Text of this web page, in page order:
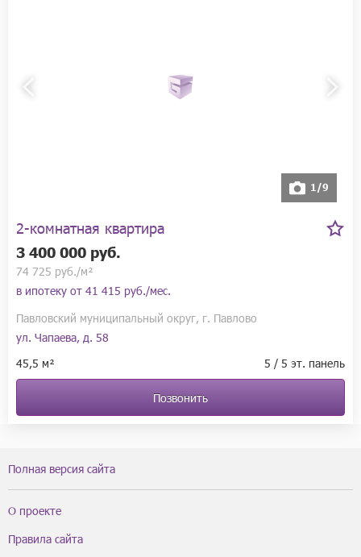
1/9
2-комнатная квартира
3 400 000 руб.
74 725 руб./м²
в ипотеку от 41 415 руб./мес.
Павловский муниципальный округ, г. Павлово
ул. Чапаева, д. 58
45,5 м²
5 / 5 эт. панель
Позвонить
Полная версия сайта
О проекте
Правила сайта